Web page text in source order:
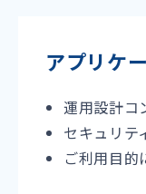
アプリケ
運用設計コ
セキュリテ
ご利用目的